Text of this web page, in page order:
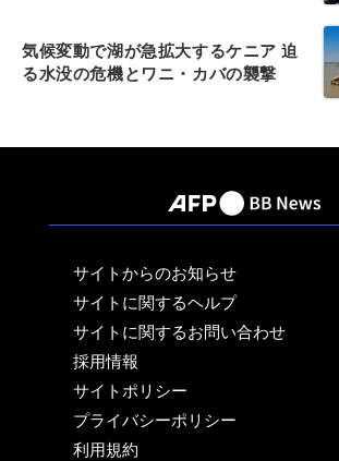
気候変動で湖が急拡大するケニア 迫
る水没の危機とワニ・カバの襲撃
サイトからのお知らせ
サイトに関するヘルプ
サイトに関するお問い合わせ
採用情報
サイトポリシー
プライバシーポリシー
利用規約